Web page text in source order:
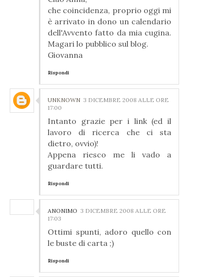
che coincidenza, proprio oggi mi
è arrivato in dono un calendario
dell'Avvento fatto da mia cugina.
Magari lo pubblico sul blog.
Giovanna
Rispondi
UNKNOWN 3 DICEMBRE 2008 ALLE ORE
17:00
Intanto grazie per i link (ed il
lavoro di ricerca che ci sta
dietro, ovvio)!
Appena riesco me li vado a
guardare tutti.
Rispondi
ANONIMO 3 DICEMBRE 2008 ALLE ORE
17:03
Ottimi spunti, adoro quello con
le buste di carta ;)
Rispondi